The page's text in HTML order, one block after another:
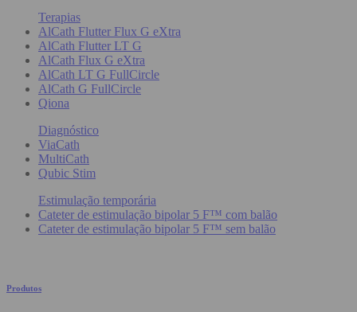
Terapias
AlCath Flutter Flux G eXtra
AlCath Flutter LT G
AlCath Flux G eXtra
AlCath LT G FullCircle
AlCath G FullCircle
Qiona
Diagnóstico
ViaCath
MultiCath
Qubic Stim
Estimulação temporária
Cateter de estimulação bipolar 5 F™ com balão
Cateter de estimulação bipolar 5 F™ sem balão
Produtos